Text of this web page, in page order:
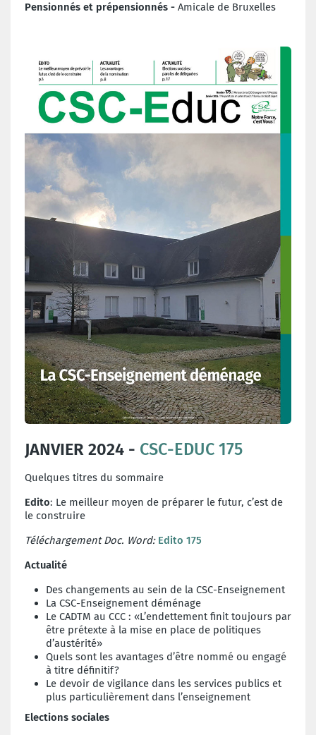
Pensionnés et prépensionnés - Amicale de Bruxelles
JANVIER 2024 - CSC-EDUC 175
Quelques titres du sommaire
Edito: Le meilleur moyen de préparer le futur, c’est de
le construire
Téléchargement Doc. Word: Edito 175
Actualité
Des changements au sein de la CSC-Enseignement
La CSC-Enseignement déménage
Le CADTM au CCC : «L’endettement finit toujours par
être prétexte à la mise en place de politiques
d’austérité»
Quels sont les avantages d’être nommé ou engagé
à titre définitif?
Le devoir de vigilance dans les services publics et
plus particulièrement dans l’enseignement
Elections sociales